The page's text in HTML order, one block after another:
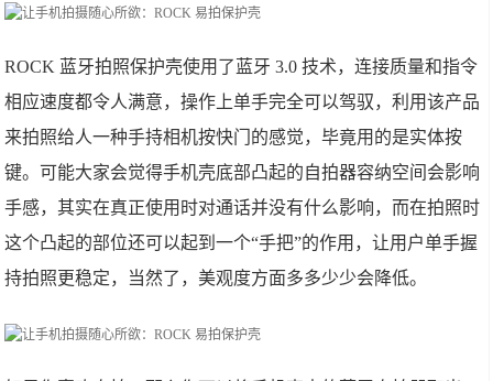
ROCK 蓝牙拍照保护壳使用了蓝牙 3.0 技术，连接质量和指令
相应速度都令人满意，操作上单手完全可以驾驭，利用该产品
来拍照给人一种手持相机按快门的感觉，毕竟用的是实体按
键。可能大家会觉得手机壳底部凸起的自拍器容纳空间会影响
手感，其实在真正使用时对通话并没有什么影响，而在拍照时
这个凸起的部位还可以起到一个“手把”的作用，让用户单手握
持拍照更稳定，当然了，美观度方面多多少少会降低。